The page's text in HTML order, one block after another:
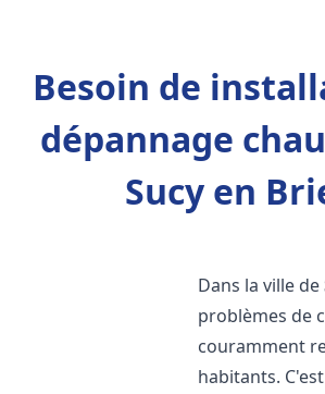
Besoin de
dépannage
Sucy en
Dans la ville de
problèmes de
couramment
habitants.